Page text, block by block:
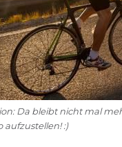
Da bleibt nicht mal
aufzustellen! :)